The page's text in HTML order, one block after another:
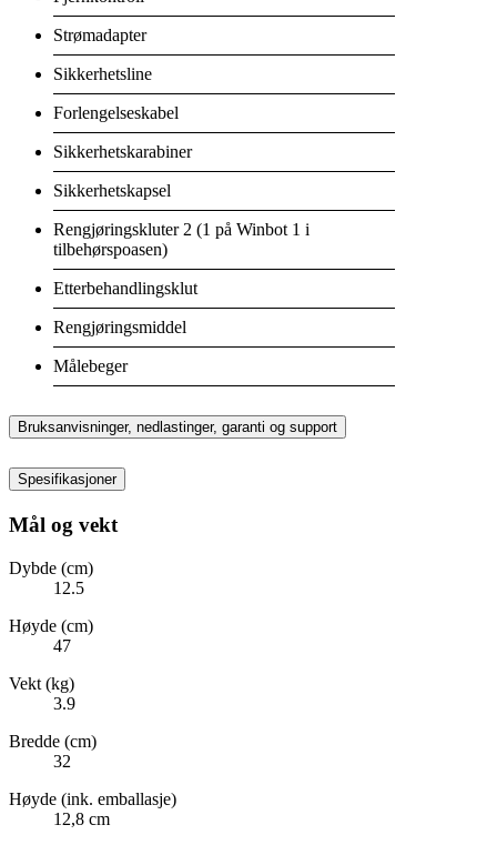
Strømadapter
Sikkerhetsline
Forlengelseskabel
Sikkerhetskarabiner
Sikkerhetskapsel
Rengjøringskluter 2 (1 på Winbot 1 i
tilbehørspoasen)
Etterbehandlingsklut
Rengjøringsmiddel
Målebeger
Bruksanvisninger, nedlastinger, garanti og support
Spesifikasjoner
Mål og vekt
Dybde (cm)
12.5
Høyde (cm)
47
Vekt (kg)
3.9
Bredde (cm)
32
Høyde (ink. emballasje)
12,8 cm